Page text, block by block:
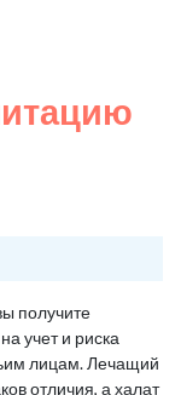
получите
учет и риска
лицам. Лечащий
отличия, а халат